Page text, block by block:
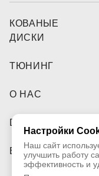
КОВАНЫЕ
ДИСКИ
ТЮНИНГ
О НАС
DEALERS
ВИДЕО
Настройки
Наш сайт
улучшить работу
эффективность и